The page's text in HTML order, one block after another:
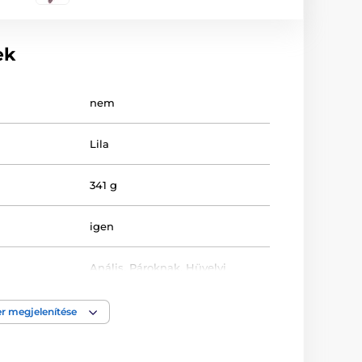
nem
Lila
341 g
igen
Anális Pároknak Hüvelyi
Ze sítě
megjelenítése